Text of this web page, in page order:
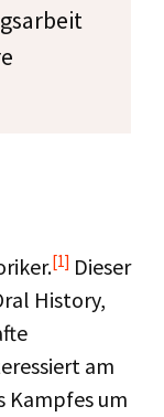
[1] Dieser
History,
am
Kampfes um